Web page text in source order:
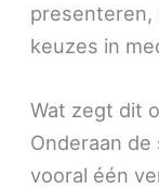
presenteren,
keuzes in
Wat zegt dit
Onderaan
vooral één